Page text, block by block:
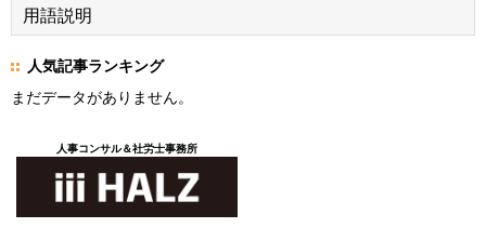
用語説明
人気記事ランキング
まだデータがありません。
人事コンサル＆社労士事務所